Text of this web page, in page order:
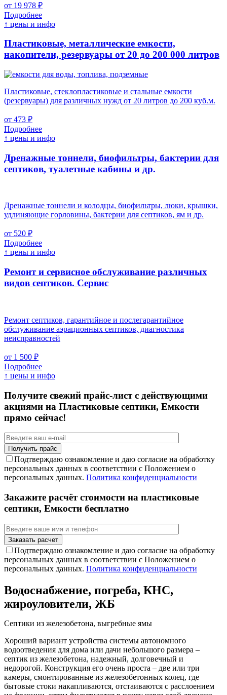
от 19 978 ₽
Подробнее
↑ цены и инфо
Пластиковые, металлические емкости,
накопители, резервуары от 20 до 200 000 литров
Пластиковые, стеклопластиковые и стальные емкости
(резервуары) для различных нужд от 20 литров до 200 куб.м.
от 473 ₽
Подробнее
↑ цены и инфо
Дренажные тоннели, биофильтры, бактерии для
септиков, туалетные кабины и др.
Дренажные тоннели и колодцы, биофильтры, люки, крышки,
удлиняющие горловины, бактерии для септиков, ям и др.
от 520 ₽
Подробнее
↑ цены и инфо
Ремонт и сервисное обслуживание различных
видов септиков. Сервис
Ремонт септиков, гарантийное и послегарантийное
обслуживание аэрационных септиков, диагностика
неисправностей
от 1 500 ₽
Подробнее
↑ цены и инфо
Получите свежий прайс-лист с действующими
акциями на Пластиковые септики, Емкости
прямо сейчас!
Подтверждаю ознакомление и даю согласие на обработку
персональных данных в соответствии с Положением о
персональных данных. Политика конфиденциальности
Закажите расчёт стоимости на пластиковые
септики, Емкости бесплатно
Подтверждаю ознакомление и даю согласие на обработку
персональных данных в соответствии с Положением о
персональных данных. Политика конфиденциальности
Водоснабжение, погреба, КНС,
жироуловители, ЖБ
Септики из железобетона, выгребные ямы
Хороший вариант устройства системы автономного
водоотведения для дома или дачи небольшого размера –
септик из железобетона, надежный, долговечный и
недорогой. Конструкция его очень проста – две или три
камеры, смонтированные из железобетонных колец, где
бытовые стоки накапливаются, отстаиваются с расслоением